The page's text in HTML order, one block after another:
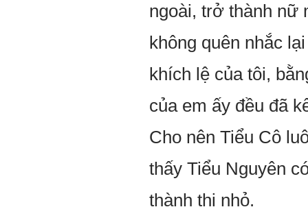
ngoài, trở thành nữ
không quên nhắc
khích lệ của tôi,
của em ấy đều đã
Cho nên Tiểu Cô
thấy Tiểu Nguyên
thành thị nhỏ.